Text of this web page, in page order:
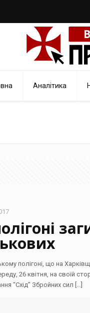
Аналітика
полігоні, що на
26 квітня, на своїй
“Схід” Збройних сил […]